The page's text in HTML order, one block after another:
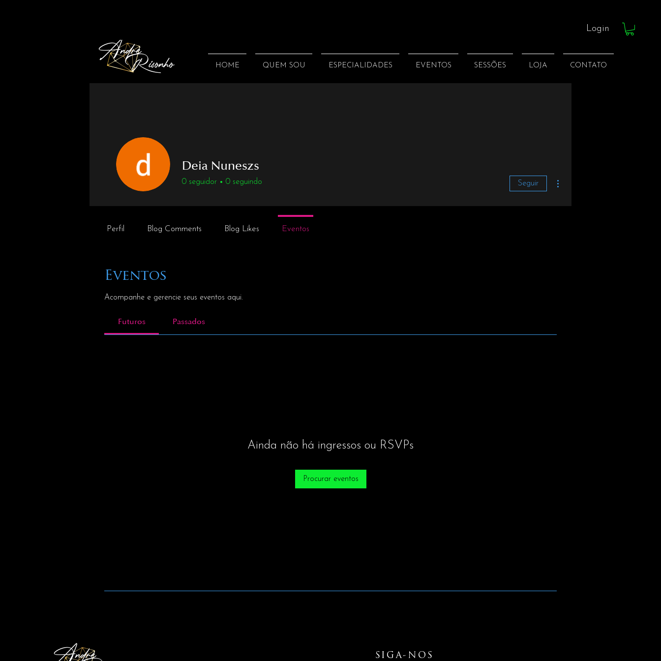
Login
HOME QUEM SOU ESPECIALIDADES EVENTOS SESSÕES LOJA CONTATO
Eventos
Acompanhe e gerencie seus eventos aqui.
Futuros Passados
Ainda não há ingressos ou RSVPs
Procurar eventos
Deia Nuneszs
0 seguidor 0 seguindo Seguir
Perfil Blog Comments Blog Likes Eventos
SIGA-NOS